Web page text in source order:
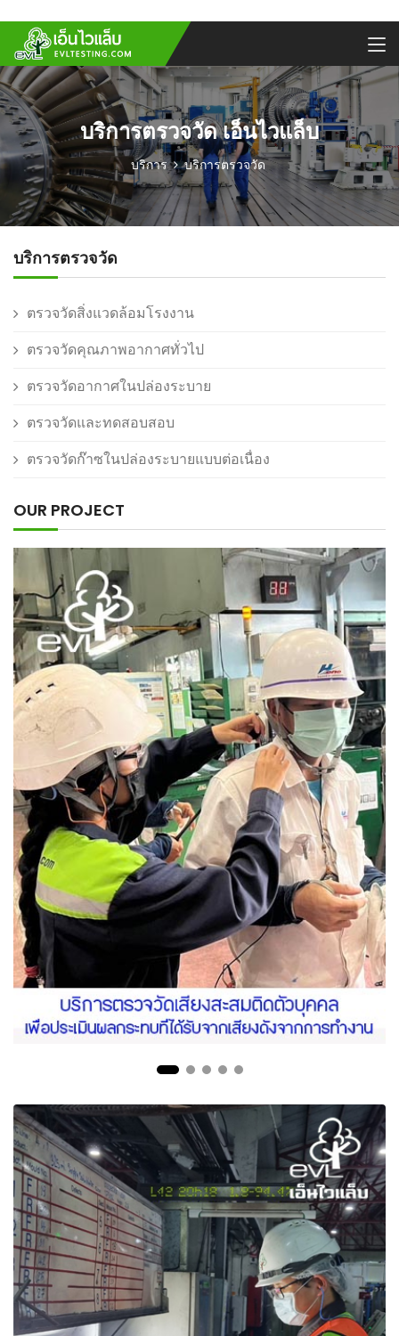
บริการตรวจวัด เอ็นไวแล็บ
บริการ บริการตรวจวัด
บริการตรวจวัด
ตรวจวัดสิ่งแวดล้อมโรงงาน
ตรวจวัดคุณภาพอากาศทั่วไป
ตรวจวัดอากาศในปล่องระบาย
ตรวจวัดและทดสอบสอบ
ตรวจวัดก๊าซในปล่องระบายแบบต่อเนื่อง
OUR PROJECT